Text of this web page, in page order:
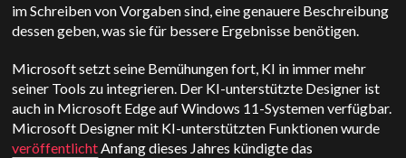
im Schreiben von Vorgaben sind, eine genauere Beschreibung
dessen geben, was sie für bessere Ergebnisse benötigen.
Microsoft setzt seine Bemühungen fort, KI in immer mehr
seiner Tools zu integrieren. Der KI-unterstützte Designer ist
auch in Microsoft Edge auf Windows 11-Systemen verfügbar.
Microsoft Designer mit KI-unterstützten Funktionen wurde
veröffentlichtAnfang dieses Jahres kündigte das